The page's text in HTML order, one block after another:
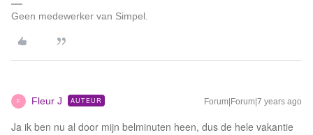
Geen medewerker van Simpel.
F Fleur J AUTEUR Forum|Forum|7 years ago
Ja ik ben nu al door mijn belminuten heen, dus de hele vakantie